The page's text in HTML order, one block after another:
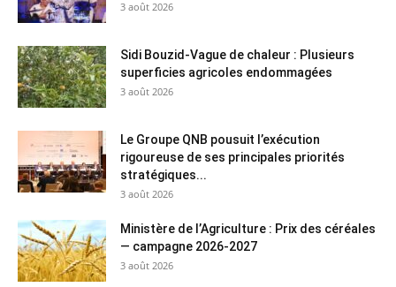
3 août 2026
Sidi Bouzid-Vague de chaleur : Plusieurs
superficies agricoles endommagées
3 août 2026
Le Groupe QNB pousuit l’exécution
rigoureuse de ses principales priorités
stratégiques...
3 août 2026
Ministère de l’Agriculture : Prix des céréales
— campagne 2026-2027
3 août 2026